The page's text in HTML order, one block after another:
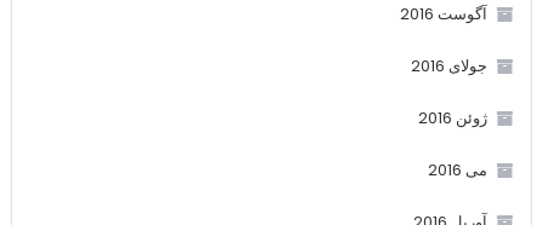
آگوست 2016
جولای 2016
ژوئن 2016
می 2016